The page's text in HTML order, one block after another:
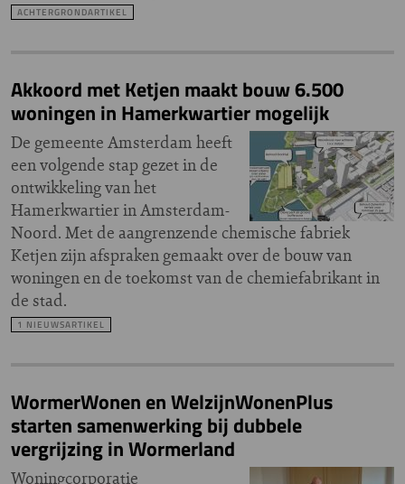
ACHTERGRONDARTIKEL
Akkoord met Ketjen maakt bouw 6.500
woningen in Hamerkwartier mogelijk
De gemeente Amsterdam heeft
een volgende stap gezet in de
ontwikkeling van het
Hamerkwartier in Amsterdam-
Noord. Met de aangrenzende chemische fabriek
Ketjen zijn afspraken gemaakt over de bouw van
woningen en de toekomst van de chemiefabrikant in
de stad.
1 NIEUWSARTIKEL
WormerWonen en WelzijnWonenPlus
starten samenwerking bij dubbele
vergrijzing in Wormerland
Woningcorporatie